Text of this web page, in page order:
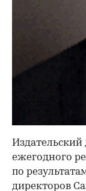
ежегодного
по
директоров